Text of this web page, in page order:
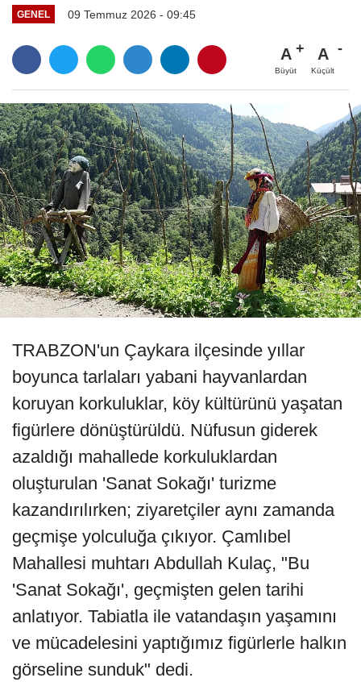
GENEL 09 Temmuz 2026 - 09:45
A
Büyüt
A
Küçült
TRABZON'un Çaykara ilçesinde yıllar
boyunca tarlaları yabani hayvanlardan
koruyan korkuluklar, köy kültürünü yaşatan
figürlere dönüştürüldü. Nüfusun giderek
azaldığı mahallede korkuluklardan
oluşturulan 'Sanat Sokağı' turizme
kazandırılırken; ziyaretçiler aynı zamanda
geçmişe yolculuğa çıkıyor. Çamlıbel
Mahallesi muhtarı Abdullah Kulaç, "Bu
'Sanat Sokağı', geçmişten gelen tarihi
anlatıyor. Tabiatla ile vatandaşın yaşamını
ve mücadelesini yaptığımız figürlerle halkın
görseline sunduk" dedi.